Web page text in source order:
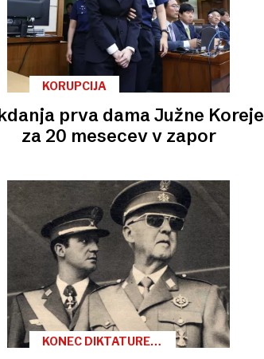
KORUPCIJA
prva dama Južne Koreje
za 20 mesecev v zapor
KONEC DIKTATURE V